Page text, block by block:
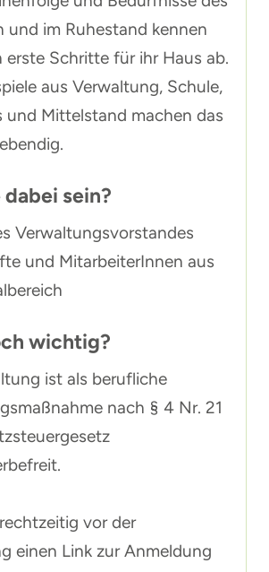
und im Ruhestand kennen
erste Schritte für ihr Haus ab.
aus Verwaltung, Schule,
und Mittelstand machen das
sein?
Verwaltungsvorstandes
und MitarbeiterInnen aus
wichtig?
ist als berufliche
nach § 4 Nr. 21
vor der
einen Link zur Anmeldung